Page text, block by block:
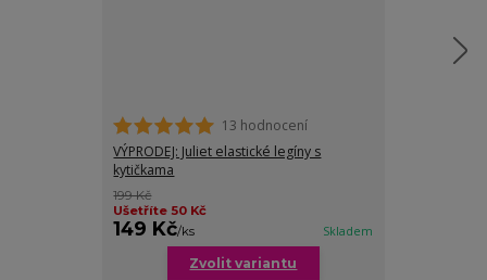
13 hodnocení
VÝPRODEJ: Juliet elastické legíny s
kytičkama
199 Kč
Ušetříte 50 Kč
149 Kč/ks Skladem
Zvolit variantu